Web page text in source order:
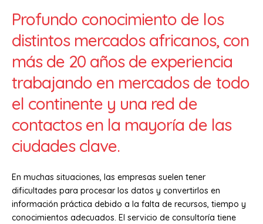
Profundo conocimiento de los
distintos mercados africanos, con
más de 20 años de experiencia
trabajando en mercados de todo
el continente y una red de
contactos en la mayoría de las
ciudades clave.
En muchas situaciones, las empresas suelen tener
dificultades para procesar los datos y convertirlos en
información práctica debido a la falta de recursos, tiempo y
conocimientos adecuados. El servicio de consultoría tiene